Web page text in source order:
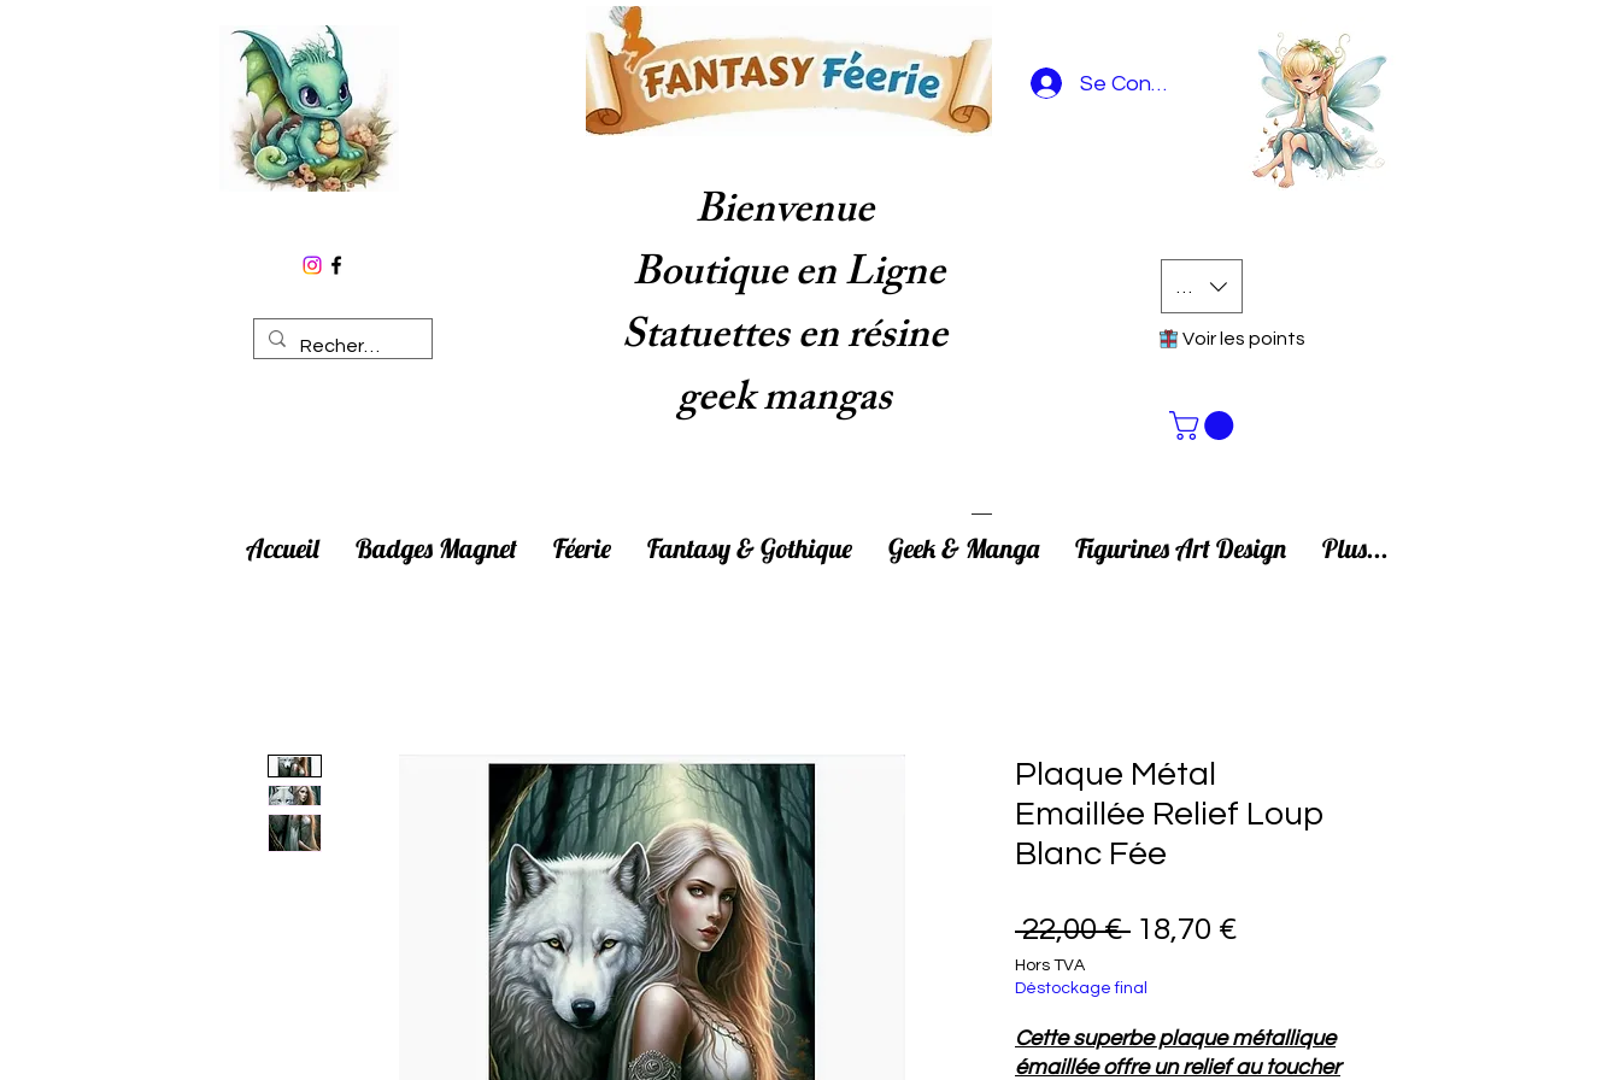
Se Connecter
EUR (€)
Voir les points
Bienvenue
Boutique en Ligne
Statuettes en résine
geek mangas
Accueil Badges Magnet Féerie Fantasy & Gothique Geek & Manga Figurines Art Design Plus...
Plaque Métal
Emaillée Relief Loup
Blanc Fée
22,00 € Prix original
18,70 €
Hors TVA
Déstockage final
Cette superbe plaque métallique
émaillée offre un relief au toucher